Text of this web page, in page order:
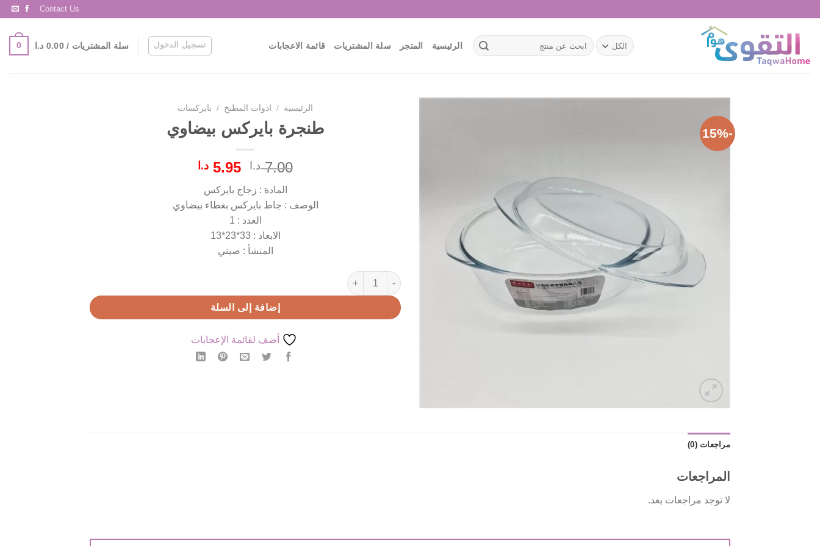
Contact Us
البحث
عن:
الرئيسية المتجر سلة المشتريات قائمة الاعجابات تسجيل الدخول سلة المشتريات / 0.00 د.ا 0
-15%
الرئيسية / ادوات المطبخ / بايركسات
طنجرة بايركس بيضاوي
7.00 د.ا
السعر
هو:
7.00 د.ا.
5.95 د.ا
5.95 د.ا.
المادة : زجاج بايركس
الوصف : جاط بايركس بغطاء بيضاوي
العدد : 1
الابعاد : 33*23*13
المنشأ : صيني
كمية طنجرة بايركس بيضاوي
إضافة إلى السلة
أضف لقائمة الإعجابات
مراجعات (0)
المراجعات
لا توجد مراجعات بعد.